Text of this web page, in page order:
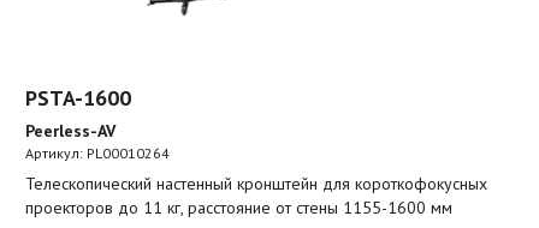
PSTA-1600
Peerless-AV
Артикул: PL00010264
Телескопический настенный кронштейн для короткофокусных
проекторов до 11 кг, расстояние от стены 1155-1600 мм